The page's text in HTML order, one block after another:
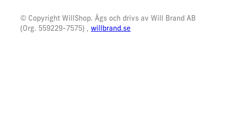
© Copyright WillShop. Ägs och drivs av Will Brand AB
(Org. 559229-7575) , willbrand.se